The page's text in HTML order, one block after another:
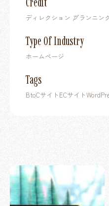
ディレクション プランニン
Type Of Industry
ホームページ
Tags
BtoCサイト ECサイト